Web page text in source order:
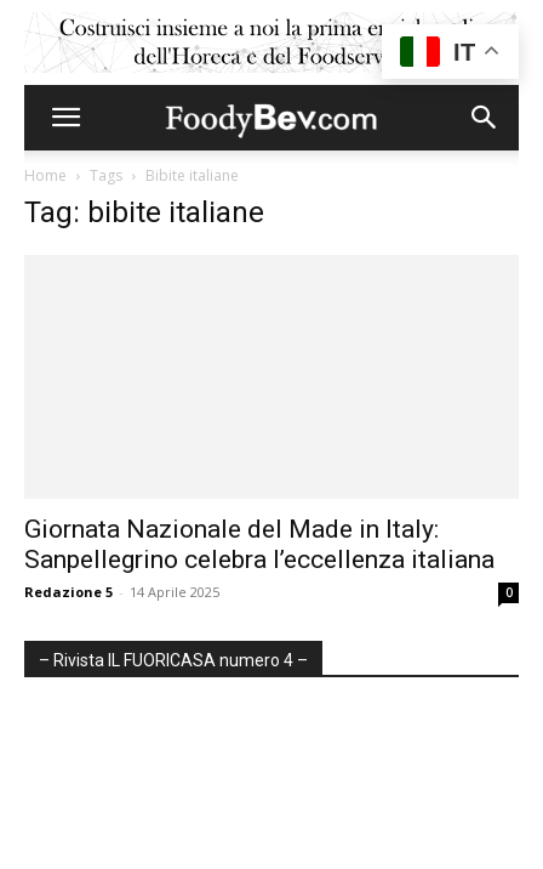
Home Tags Bibite italiane
Tag: bibite italiane
Giornata Nazionale del Made in Italy:
Sanpellegrino celebra l’eccellenza italiana
Redazione 5 - 14 Aprile 2025 0
– Rivista IL FUORICASA numero 4 –
IT